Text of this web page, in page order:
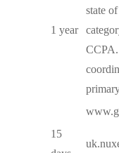
1 year
state
15